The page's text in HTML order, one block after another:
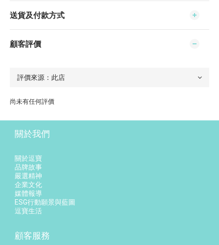
送貨及付款方式
顧客評價
尚未有任何評價
關於我們
關於逗寶
品牌故事
嚴選精神
企業文化
媒體報導
ESG行動願景與藍圖
逗寶生活
顧客服務